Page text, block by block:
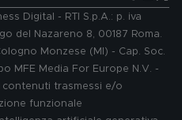
Digital - RTI S.p.A.: p. iva
del Nazareno 8, 00187 Roma.
Monzese (MI) - Cap. Soc.
MFE Media For Europe N.V. -
trasmessi e/o
funzionale